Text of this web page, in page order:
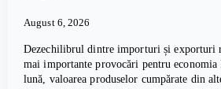
August 6, 2026
Dezechilibrul dintre importuri și exporturi
mai importante provocări pentru
lună, valoarea produselor cumpărate din